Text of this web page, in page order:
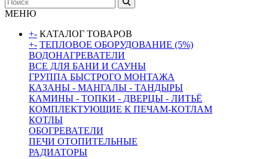
МЕНЮ
+- КАТАЛОГ ТОВАРОВ
+- ТЕПЛОВОЕ ОБОРУДОВАНИЕ (5%)
ВОДОНАГРЕВАТЕЛИ
ВСЕ ДЛЯ БАНИ И САУНЫ
ГРУППА БЫСТРОГО МОНТАЖА
КАЗАНЫ - МАНГАЛЫ - ТАНДЫРЫ
КАМИНЫ - ТОПКИ - ДВЕРЦЫ - ЛИТЬЁ
КОМПЛЕКТУЮЩИЕ К ПЕЧАМ-КОТЛАМ
КОТЛЫ
ОБОГРЕВАТЕЛИ
ПЕЧИ ОТОПИТЕЛЬНЫЕ
РАДИАТОРЫ